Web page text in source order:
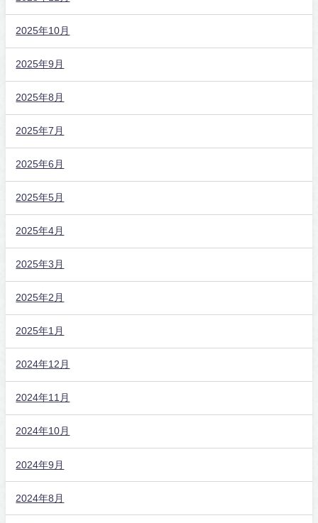
2025年10月
2025年9月
2025年8月
2025年7月
2025年6月
2025年5月
2025年4月
2025年3月
2025年2月
2025年1月
2024年12月
2024年11月
2024年10月
2024年9月
2024年8月